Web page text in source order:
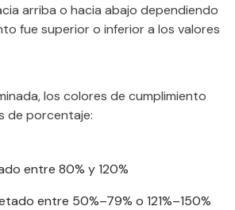
arriba o hacia abajo dependiendo
fue superior o inferior a los valores
los colores de cumplimiento
de porcentaje:
entre 80% y 120%
entre 50%–79% o 121%–150%